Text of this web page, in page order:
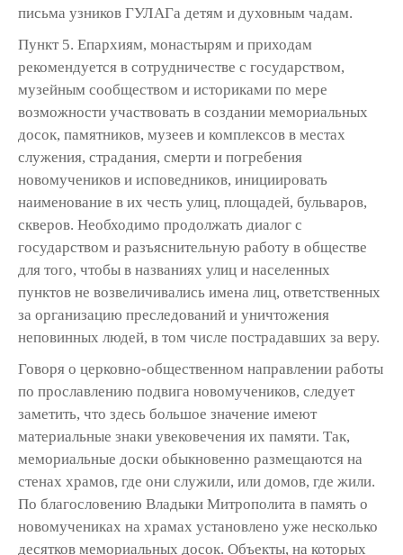
письма узников ГУЛАГа детям и духовным чадам.
Пункт 5. Епархиям, монастырям и приходам
рекомендуется в сотрудничестве с государством,
музейным сообществом и историками по мере
возможности участвовать в создании мемориальных
досок, памятников, музеев и комплексов в местах
служения, страдания, смерти и погребения
новомучеников и исповедников, инициировать
наименование в их честь улиц, площадей, бульваров,
скверов. Необходимо продолжать диалог с
государством и разъяснительную работу в обществе
для того, чтобы в названиях улиц и населенных
пунктов не возвеличивались имена лиц, ответственных
за организацию преследований и уничтожения
неповинных людей, в том числе пострадавших за веру.
Говоря о церковно-общественном направлении работы
по прославлению подвига новомучеников, следует
заметить, что здесь большое значение имеют
материальные знаки увековечения их памяти. Так,
мемориальные доски обыкновенно размещаются на
стенах храмов, где они служили, или домов, где жили.
По благословению Владыки Митрополита в память о
новомучениках на храмах установлено уже несколько
десятков мемориальных досок. Объекты, на которых